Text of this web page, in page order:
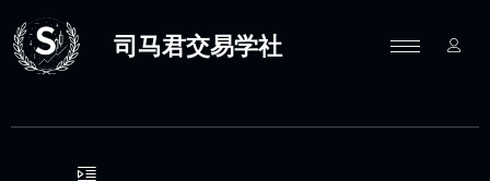
至
内
司马君交易学社